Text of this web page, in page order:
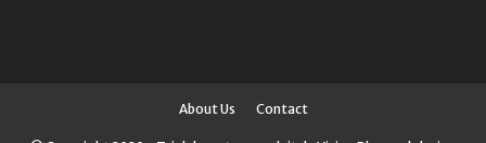
About Us Contact